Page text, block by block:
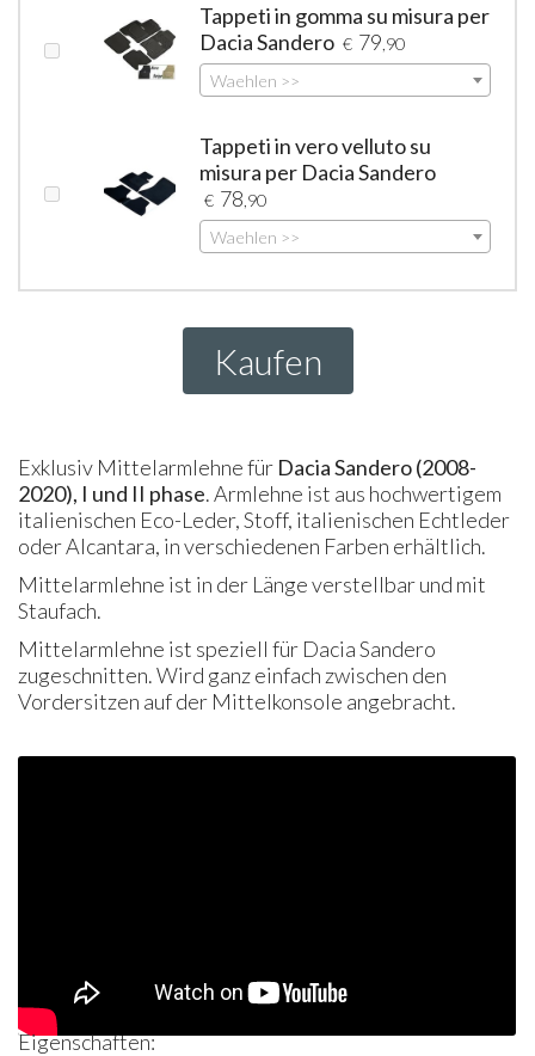
Tappeti in gomma su misura per
Dacia Sandero € 79 ,90
Waehlen >>
Tappeti in vero velluto su
misura per Dacia Sandero
€ 78 ,90
Waehlen >>
Kaufen
Exklusiv Mittelarmlehne für Dacia Sandero (2008-
2020), I und II phase. Armlehne ist aus hochwertigem
italienischen Eco-Leder, Stoff, italienischen Echtleder
oder Alcantara, in verschiedenen Farben erhältlich.
Mittelarmlehne ist in der Länge verstellbar und mit
Staufach.
Mittelarmlehne ist speziell für Dacia Sandero
zugeschnitten. Wird ganz einfach zwischen den
Vordersitzen auf der Mittelkonsole angebracht.
Eigenschaften: